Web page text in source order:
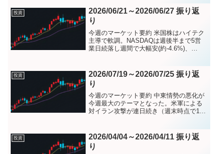
新した。 17日（金）にはイランが「ホ
ル...
投資
2026/06/21～2026/06/27 振り返
り
今週のマーケット要約 米国株はハイテク
主導で軟調。NASDAQは週後半まで5営
業日続落し週間で大幅安(約-4.6%)、
明だった。半導体株の下落とAI関連需
要・チ...
投資
2026/07/19～2026/07/25 振り返
り
今週のマーケット要約 中東情勢の悪化が
今週最大のテーマとなった。米軍による
対イラン攻撃が連日続き（週末時点で13
割上昇し、ブレントは一時1バレル100ド
ルを突破した。...
投資
2026/04/04～2026/04/11 振り返
り